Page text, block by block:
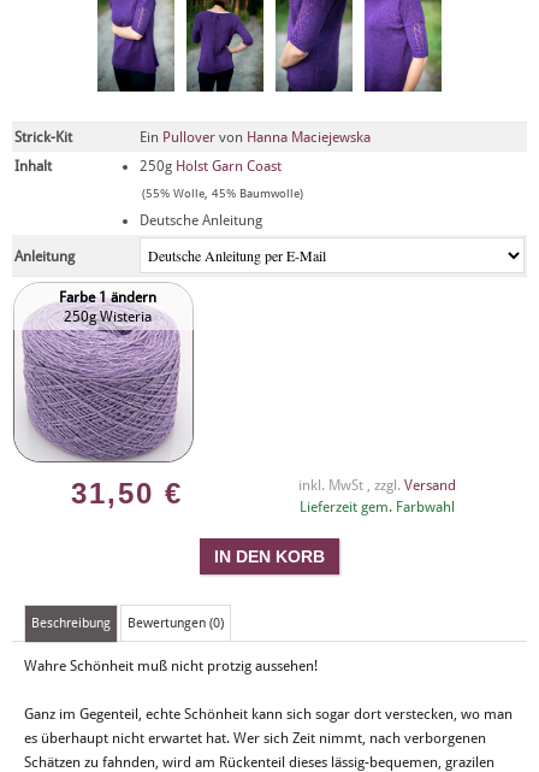
Strick-Kit Ein Pullover von Hanna Maciejewska
Inhalt
250g Holst Garn Coast
(55% Wolle, 45% Baumwolle)
Deutsche Anleitung
Anleitung
Farbe 1 ändern
250g Wisteria
31,50 € inkl. MwSt , zzgl. Versand
Lieferzeit gem. Farbwahl
Beschreibung Bewertungen (0)
Wahre Schönheit muß nicht protzig aussehen!
Ganz im Gegenteil, echte Schönheit kann sich sogar dort verstecken, wo man
es überhaupt nicht erwartet hat. Wer sich Zeit nimmt, nach verborgenen
Schätzen zu fahnden, wird am Rückenteil dieses lässig-bequemen, grazilen